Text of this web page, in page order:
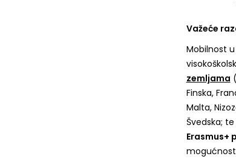
Važeće
Mobilnost
zemljama
Finska,
Malta,
Švedska;
Erasmus+